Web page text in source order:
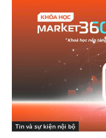
Tin và sự kiện nội bộ